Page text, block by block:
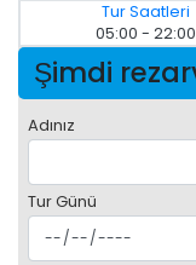
Tur Saatleri
05:00 - 22:00
Şimdi
Adınız
Tur Günü